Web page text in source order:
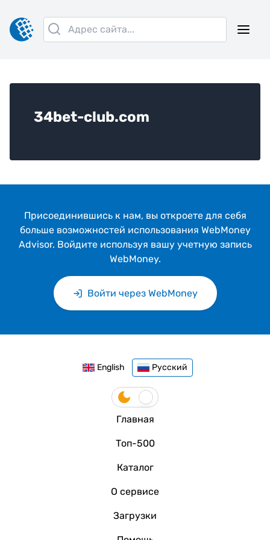
34bet-club.com
Присоединившись к нам, вы откроeте для себя
больше возможностей использования WebMoney
Advisor. Войдите используя вашу учетную запись
WebMoney.
Войти через WebMoney
Главная
Топ-500
Каталог
О сервисе
Загрузки
English Русский